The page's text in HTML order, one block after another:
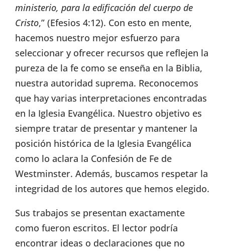
ministerio, para la edificación del cuerpo de
Cristo,” (Efesios 4:12). Con esto en mente,
hacemos nuestro mejor esfuerzo para
seleccionar y ofrecer recursos que reflejen la
pureza de la fe como se enseña en la Biblia,
nuestra autoridad suprema. Reconocemos
que hay varias interpretaciones encontradas
en la Iglesia Evangélica. Nuestro objetivo es
siempre tratar de presentar y mantener la
posición histórica de la Iglesia Evangélica
como lo aclara la Confesión de Fe de
Westminster. Además, buscamos respetar la
integridad de los autores que hemos elegido.
Sus trabajos se presentan exactamente
como fueron escritos. El lector podría
encontrar ideas o declaraciones que no